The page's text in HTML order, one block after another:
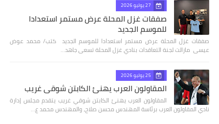
27 يوليو 2026
صفقات غزل المحلة عرض مستمر استعدادا
للموسم الجديد
صفقات غزل المحلة عرض مستمر استعدادا للموسم الجديد كتب/ محمد عوض
عيسى مازالت لجنة التعاقدات بنادي غزل المحلة تسعى جاهد…
25 يوليو 2026
المقاولون العرب يهنئ الكابتن شوقي غريب
المقاولون العرب يهنئ الكابتن شوقي غريب يتقدم مجلس إدارة
نادي المقاولون العرب برئاسة المهندس محسن صلاح، والمهندس محمد ع…